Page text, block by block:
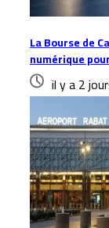
La Bourse de
numérique
il y a 2